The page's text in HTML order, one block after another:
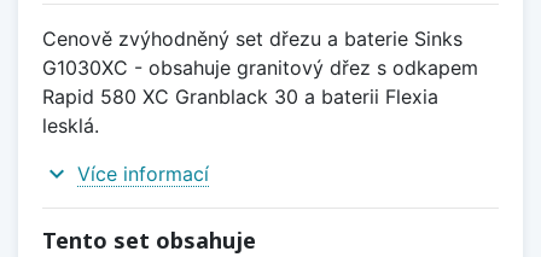
Cenově zvýhodněný set dřezu a baterie Sinks
G1030XC - obsahuje granitový dřez s odkapem
Rapid 580 XC Granblack 30 a baterii Flexia
lesklá.
expand_more Více informací
Tento set obsahuje